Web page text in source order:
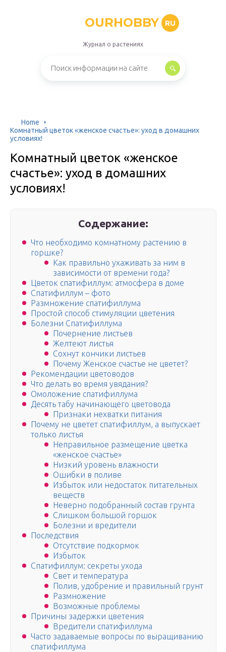
OURHOBBY RU
Журнал о растениях
Home
Комнатный цветок «женское счастье»: уход в домашних
условиях!
Комнатный цветок «женское
счастье»: уход в домашних
условиях!
Содержание:
Что необходимо комнатному растению в
горшке?
Как правильно ухаживать за ним в
зависимости от времени года?
Цветок спатифиллум: атмосфера в доме
Спатифиллум – фото
Размножение спатифиллума
Простой способ стимуляции цветения
Болезни Спатифиллума
Почернение листьев
Желтеют листья
Сохнут кончики листьев
Почему Женское счастье не цветет?
Рекомендации цветоводов
Что делать во время увядания?
Омоложение спатифиллума
Десять табу начинающего цветовода
Признаки нехватки питания
Почему не цветет спатифиллум, а выпускает
только листья
Неправильное размещение цветка
«женское счастье»
Низкий уровень влажности
Ошибки в поливе
Избыток или недостаток питательных
веществ
Неверно подобранный состав грунта
Слишком большой горшок
Болезни и вредители
Последствия
Отсутствие подкормок
Избыток
Спатифиллум: секреты ухода
Свет и температура
Полив, удобрение и правильный грунт
Размножение
Возможные проблемы
Причины задержки цветения
Вредители спатифиллума
Часто задаваемые вопросы по выращиванию
спатифиллума